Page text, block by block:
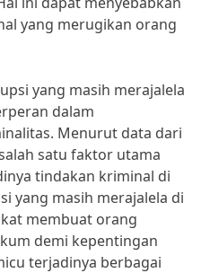
yang merugikan orang
yang masih merajalela
dalam
Menurut data dari
satu faktor utama
tindakan kriminal di
yang masih merajalela di
membuat orang
demi kepentingan
terjadinya berbagai